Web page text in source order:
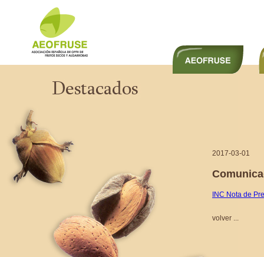
2017-03-01
INC Nota de
volver ...